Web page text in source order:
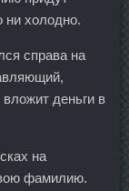
ни холодно.
справа на
деньги в
на
фамилию.